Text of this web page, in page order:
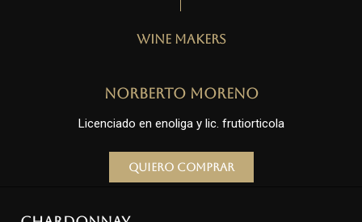
Wine Makers
Norberto Moreno
Licenciado en enoliga y lic. frutiorticola
Quiero comprar